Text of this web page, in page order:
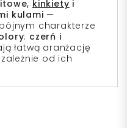
kinkiety i
kulami —
charakterze
: czerń i
łatwą aranżację
od ich